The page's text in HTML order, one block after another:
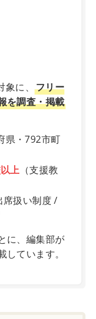
に、 フリー
を調査・掲載
県・792市町
上 （支援教
席扱い制度 /
に、編集部が
ています。